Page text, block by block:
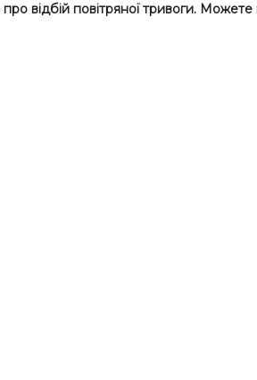
відбій повітряної тривоги.